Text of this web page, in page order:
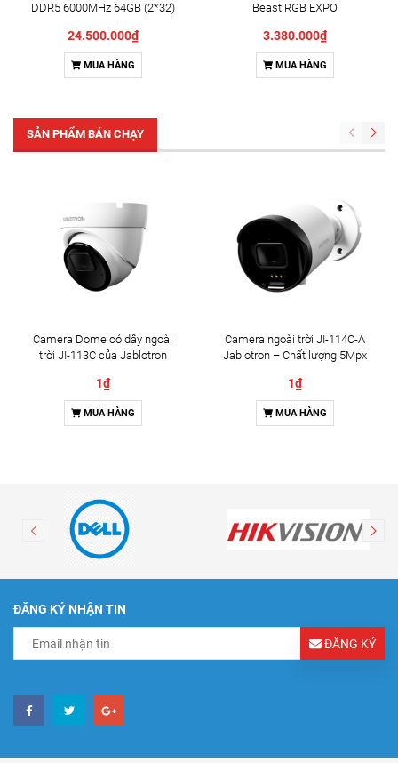
DDR5 6000MHz 64GB (2*32)
24.500.000₫
MUA HÀNG
Beast RGB EXPO
32/KF560C36BBE2AK2-
32WP) 32GB (2x16GB) DDR5
6000MHz
3.380.000₫
MUA HÀNG
SẢN PHẨM BÁN CHẠY
Camera Dome có dây ngoài
trời JI-113C của Jablotron
1₫
MUA HÀNG
Camera ngoài trời JI-114C-A
Jablotron – Chất lượng 5Mpx
1₫
MUA HÀNG
ĐĂNG KÝ NHẬN TIN
ĐĂNG KÝ